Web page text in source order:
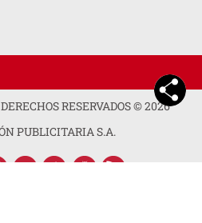
RESERVADOS ©2026
PUBLICITARIA S.A.